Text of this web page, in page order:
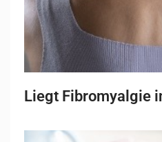
Liegt Fibromyalgie